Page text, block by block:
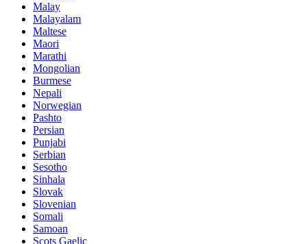
Malay
Malayalam
Maltese
Maori
Marathi
Mongolian
Burmese
Nepali
Norwegian
Pashto
Persian
Punjabi
Serbian
Sesotho
Sinhala
Slovak
Slovenian
Somali
Samoan
Scots Gaelic